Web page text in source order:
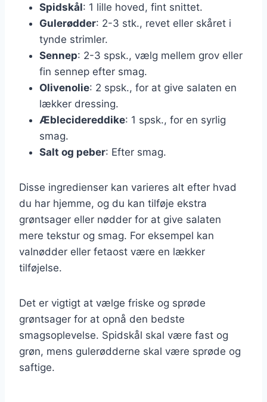
Spidskål: 1 lille hoved, fint snittet.
Gulerødder: 2-3 stk., revet eller skåret i
tynde strimler.
Sennep: 2-3 spsk., vælg mellem grov eller
fin sennep efter smag.
Olivenolie: 2 spsk., for at give salaten en
lækker dressing.
Æblecidereddike: 1 spsk., for en syrlig
smag.
Salt og peber: Efter smag.
Disse ingredienser kan varieres alt efter hvad
du har hjemme, og du kan tilføje ekstra
grøntsager eller nødder for at give salaten
mere tekstur og smag. For eksempel kan
valnødder eller fetaost være en lækker
tilføjelse.
Det er vigtigt at vælge friske og sprøde
grøntsager for at opnå den bedste
smagsoplevelse. Spidskål skal være fast og
grøn, mens gulerødderne skal være sprøde og
saftige.